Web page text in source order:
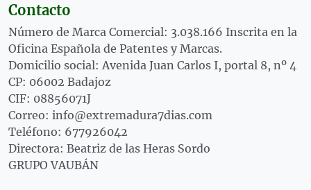
Contacto
Número de Marca Comercial: 3.038.166 Inscrita en la
Oficina Española de Patentes y Marcas.
Domicilio social: Avenida Juan Carlos I, portal 8, nº 4
CP: 06002 Badajoz
CIF: 08856071J
Correo: info@extremadura7dias.com
Teléfono: 677926042
Directora: Beatriz de las Heras Sordo
GRUPO VAUBÁN